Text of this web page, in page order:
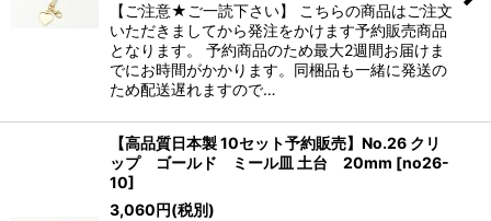
【ご注意★ご一読下さい】 こちらの商品はご注文
いただきましてから発注をかけます予約販売商品
となります。 予約商品のため最大2週間お届けま
でにお時間がかかります。同梱品も一緒に発送の
ため配送遅れますので…
【高品質日本製 10セット予約販売】No.26 クリ
ップ ゴールド ミール皿 土台 20mm [no26-
10]
3,060円(税別)